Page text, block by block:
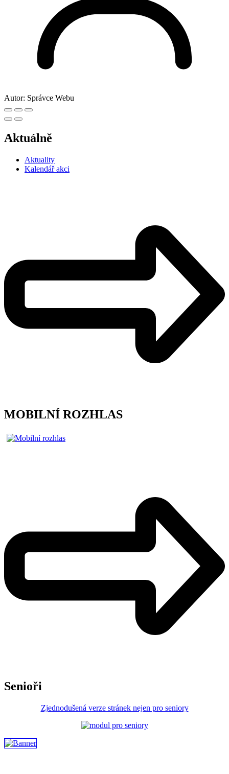
Autor: Správce Webu
Aktuálně
Aktuality
Kalendář akci
MOBILNÍ ROZHLAS
Senioři
Zjednodušená verze stránek nejen pro seniory